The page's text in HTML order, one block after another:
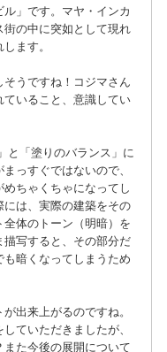
」です。マヤ・インカ
の中に突如として現れ
ます。
うですね！コジマさん
いること、意識してい
と「塗りのバランス」に
っすぐではないので、
ちゃくちゃになってし
は、実際の建築をその
体のトーン（明暗）を
写すると、その部分だ
暗くなってしまうため
出来上がるのですね。
ていただきましたが、
た今後の展開について